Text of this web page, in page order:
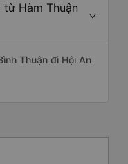
Hàm Thuận
Thuận đi Hội An